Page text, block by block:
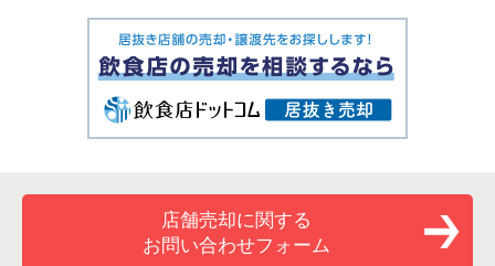
店舗売却に関する
お問い合わせフォーム